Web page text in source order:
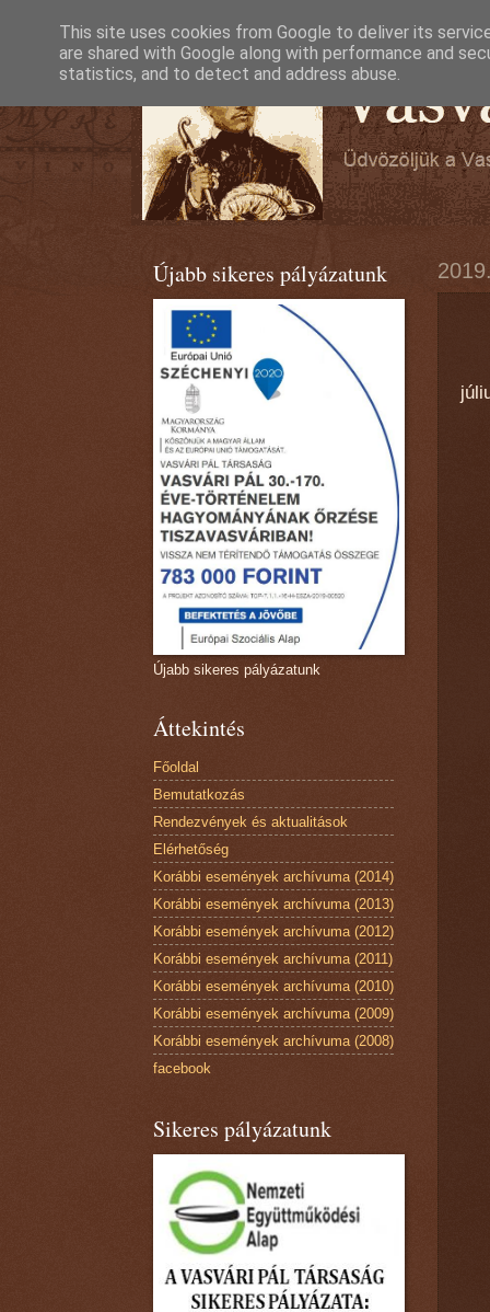
Újabb sikeres pályázatunk
Újabb sikeres pályázatunk
Áttekintés
Főoldal
Bemutatkozás
Rendezvények és aktualitások
Elérhetőség
Korábbi események archívuma (2014)
Korábbi események archívuma (2013)
Korábbi események archívuma (2012)
Korábbi események archívuma (2011)
Korábbi események archívuma (2010)
Korábbi események archívuma (2009)
Korábbi események archívuma (2008)
facebook
Sikeres pályázatunk
This site uses cookies from Google to deliver its
are shared with Google along with performance and
statistics, and to detect and address abuse.